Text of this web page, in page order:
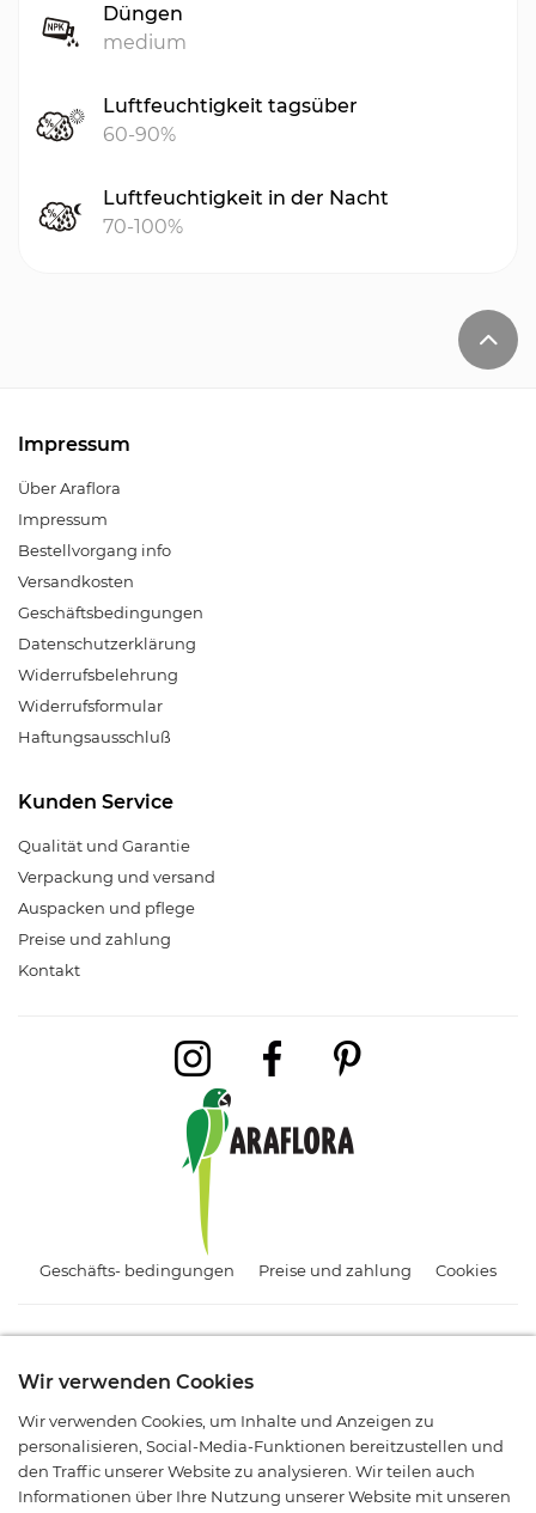
Düngen
medium
Luftfeuchtigkeit tagsüber
60-90%
Luftfeuchtigkeit in der Nacht
70-100%
Impressum
Über Araflora
Impressum
Bestellvorgang info
Versandkosten
Geschäftsbedingungen
Datenschutzerklärung
Widerrufsbelehrung
Widerrufsformular
Haftungsausschluß
Kunden Service
Qualität und Garantie
Verpackung und versand
Auspacken und pflege
Preise und zahlung
Kontakt
Geschäfts- bedingungen Preise und zahlung Cookies
und neue Produkte informiert.
Wir verwenden Cookies
Wir verwenden Cookies, um Inhalte und Anzeigen zu
personalisieren, Social-Media-Funktionen bereitzustellen und
den Traffic unserer Website zu analysieren. Wir teilen auch
Informationen über Ihre Nutzung unserer Website mit unseren